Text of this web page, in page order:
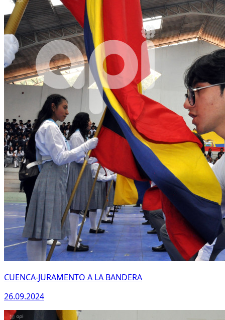
CUENCA-JURAMENTO A LA BANDERA
26.09.2024